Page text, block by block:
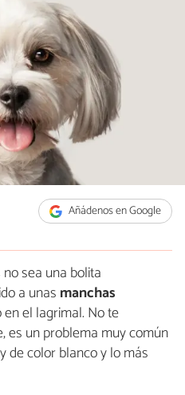
Añádenos en Google
sea una bolita
a unas manchas
el lagrimal. No te
es un problema muy común
de color blanco y lo más